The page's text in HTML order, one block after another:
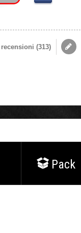
recensioni (313)
Pack